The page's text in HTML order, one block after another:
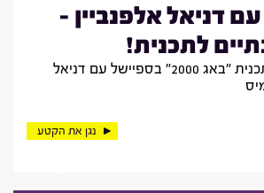
באג 2000 עם דניאל אלפנביין -
לתכנית!
חוגגים שנתיים לתכנית "באג 2000" בספיישל עם דניאל
נגן את הקטע